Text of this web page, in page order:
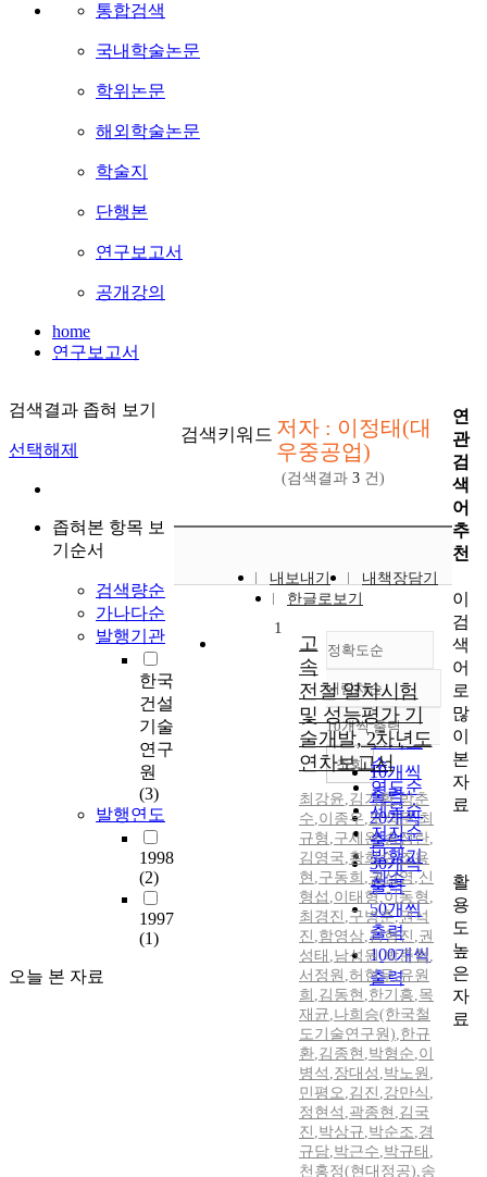
통합검색
국내학술논문
학위논문
해외학술논문
학술지
단행본
연구보고서
공개강의
home
연구보고서
검색결과 좁혀 보기
선택해제
좁혀본 항목 보
기순서
검색량순
가나다순
발행기관
한국
건설
기술
연구
원
(3)
발행연도
1998
(2)
1997
(1)
오늘 본 자료
검색키워드 저자 : 이정태(대
우중공업)
(검색결과 3 건)
내보내기
내책장담기
한글로보기
정확도순
정확도
순
인기도
순
연도순
제목순
저자순
발행기
관순
내림차순
내림차순
10개씩 출력
10개씩
출력
20개씩
출력
30개씩
출력
50개씩
출력
100개씩
출력
조회
1
고
속
전철 열차시험
및 성능평가 기
술개발, 2차년도
연차보고서
최강윤,김기환,박춘
수,이종우,오석문,최
규형 ,구세완,송정란,
김영국,황희수,조용
현 ,구동희 ,권삼영 ,신
형섭 ,이태형,이동형 ,
최경진 ,구병춘,권석
진 ,함영삼,김형진 ,권
성태 ,남성원,박준협,
서정원 ,허현무,유원
희 ,김동현 ,한기흥,목
재균,나희승(한국철
도기술연구원),한규
환,김종현 ,박형순,이
병석 ,장대성 ,박노원 ,
민평오,김진 ,강만식 ,
정현석 ,곽종현 ,김국
진 ,박상규,박순조,경
규담,박근수,박규태 ,
천홍정(현대정공),송
연
관
검
색
어
추
천
이
검
색
어
로
많
이
본
자
료
활
용
도
높
은
자
료